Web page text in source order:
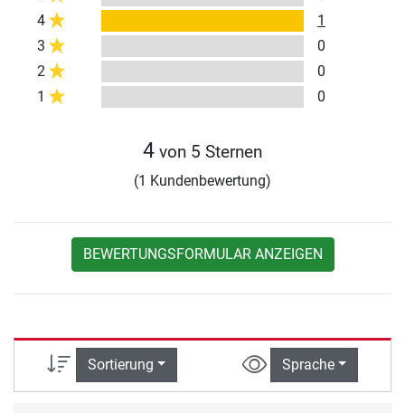
4
1
3
0
2
0
1
0
4 von 5 Sternen
(1 Kundenbewertung)
BEWERTUNGSFORMULAR ANZEIGEN
Sortierung Sprache